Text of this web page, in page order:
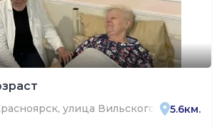
улица Вильского, 3 5.6км.